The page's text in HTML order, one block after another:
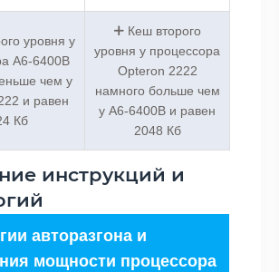
уровня у
A6-6400B
чем у
и равен
Кб
Кеш второго
уровня у процессора
Opteron 2222
намного больше чем
у A6-6400B и равен
2048 Кб
инструкций и
авторазгона и
мощности процессора